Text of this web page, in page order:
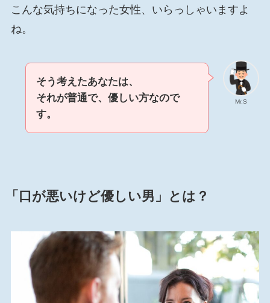
こんな気持ちになった女性、いらっしゃいますよ
ね。
Mr.S
そう考えたあなたは、
それが普通で、優しい方なので
す。
「口が悪いけど優しい男」とは？